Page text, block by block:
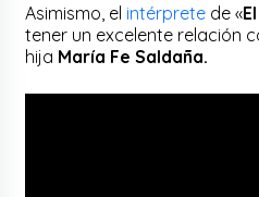
Asimismo, el intérprete de «
tener un excelente relación
hija María Fe Saldaña.